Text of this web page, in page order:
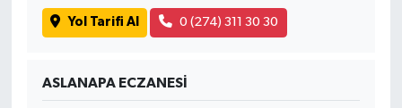
Yol Tarifi Al 0 (274) 311 30 30
ASLANAPA ECZANESİ